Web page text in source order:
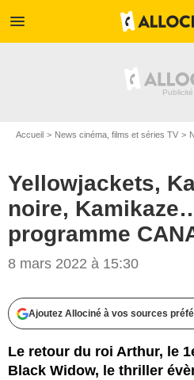
menu
Accueil News cinéma, films et séries TV
Yellowjackets,
noire,
programme
8 mars 2022 à 15:30
Ajoutez Allociné à vos sources
Le retour du roi Arthur, le
Black Widow, le thriller